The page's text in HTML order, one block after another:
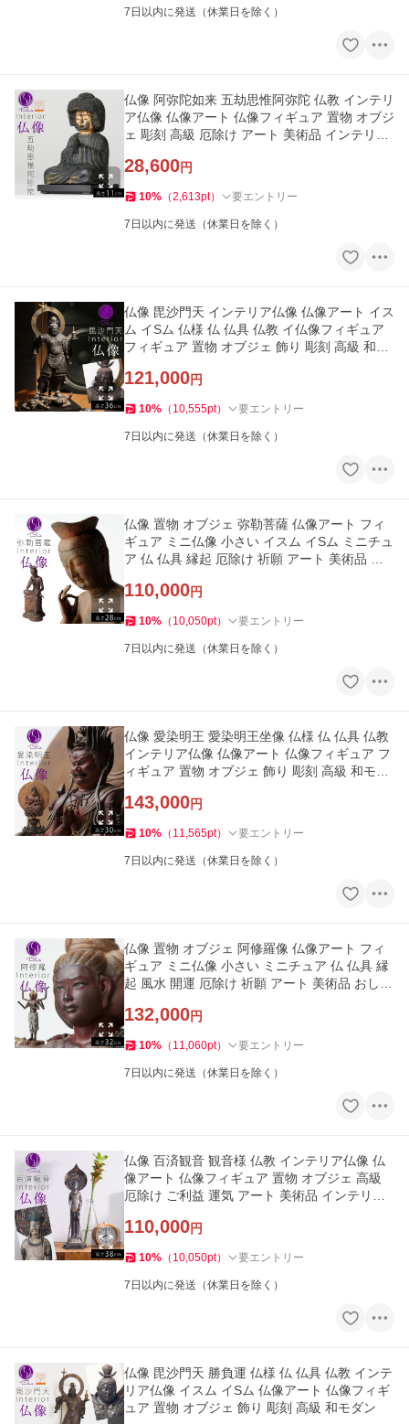
7日以内に発送（休業日を除く）
仏像 阿弥陀如来 五劫思惟阿弥陀 仏教 インテリ
ア仏像 仏像アート 仏像フィギュア 置物 オブジ
ェ 彫刻 高級 厄除け アート 美術品 インテリア
28,600円
10% （2,613pt） 要エントリー
7日以内に発送（休業日を除く）
仏像 毘沙門天 インテリア仏像 仏像アート イス
ム イSム 仏様 仏 仏具 仏教 イ仏像フィギュア
フィギュア 置物 オブジェ 飾り 彫刻 高級 和モ
121,000円
10% （ 10,555pt） 要エントリー
7日以内に発送（休業日を除く）
仏像 置物 オブジェ 弥勒菩薩 仏像アート フィ
ギュア ミニ仏像 小さい イスム イSム ミニチュ
ア 仏 仏具 縁起 厄除け 祈願 アート 美術品 お
110,000円
10% （ 10,050pt） 要エントリー
7日以内に発送（休業日を除く）
仏像 愛染明王 愛染明王坐像 仏様 仏 仏具 仏教
インテリア仏像 仏像アート 仏像フィギュア フ
ィギュア 置物 オブジェ 飾り 彫刻 高級 和モダ
143,000円
10% （ 11,565pt） 要エントリー
7日以内に発送（休業日を除く）
仏像 置物 オブジェ 阿修羅像 仏像アート フィ
ギュア ミニ仏像 小さい ミニチュア 仏 仏具 縁
起 風水 開運 厄除け 祈願 アート 美術品 おしゃ
132,000円
10% （ 11,060pt） 要エントリー
7日以内に発送（休業日を除く）
仏像 百済観音 観音様 仏教 インテリア仏像 仏
像アート 仏像フィギュア 置物 オブジェ 高級
厄除け ご利益 運気 アート 美術品 インテリア
110,000円
10% （ 10,050pt） 要エントリー
7日以内に発送（休業日を除く）
仏像 毘沙門天 勝負運 仏様 仏 仏具 仏教 インテ
リア仏像 イスム イSム 仏像アート 仏像フィギ
ュア 置物 オブジェ 飾り 彫刻 高級 和モダン